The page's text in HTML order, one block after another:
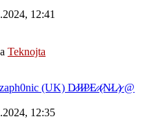
12:41
Teknojta
(UK) D̷J̷I̷P̷E̷ ̷(̷N̷L̷)̷ @
12:35